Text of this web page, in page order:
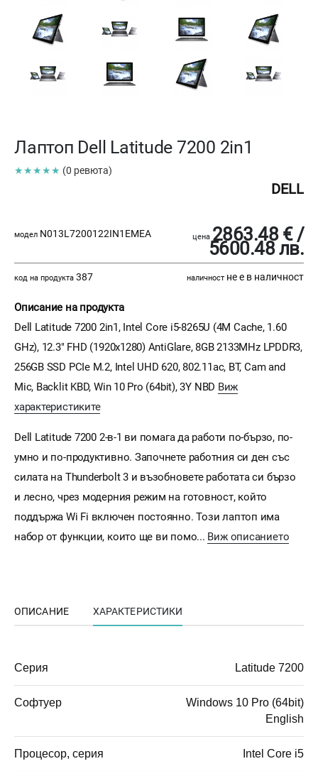
Лаптоп Dell Latitude 7200 2in1
★★★★★ (0 ревюта)
DELL
модел N013L7200122IN1EMEA цена 2863.48 € /
5600.48 лв.
код на продукта 387 наличност не е в наличност
Описание на продукта
Dell Latitude 7200 2in1, Intel Core i5-8265U (4M Cache, 1.60
GHz), 12.3" FHD (1920x1280) AntiGlare, 8GB 2133MHz LPDDR3,
256GB SSD PCIe M.2, Intel UHD 620, 802.11ac, BT, Cam and
Mic, Backlit KBD, Win 10 Pro (64bit), 3Y NBD Виж
характеристиките
Dell Latitude 7200 2-в-1 ви помага да работи по-бързо, по-
умно и по-продуктивно. Започнете работния си ден със
силата на Thunderbolt 3 и възобновете работата си бързо
и лесно, чрез модерния режим на готовност, който
поддържа Wi Fi включен постоянно. Този лаптоп има
набор от функции, които ще ви помо... Виж описанието
ОПИСАНИЕ ХАРАКТЕРИСТИКИ
Серия Latitude 7200
Софтуер
Windows 10 Pro (64bit)
English
Процесор, серия Intel Core i5